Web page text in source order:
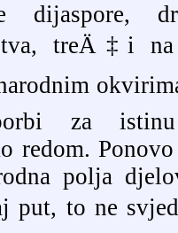
dijaspore,
treÄ‡i na
borbi za
redom.
polja
to ne